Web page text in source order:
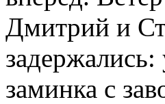
Дмитрий и
заминка с